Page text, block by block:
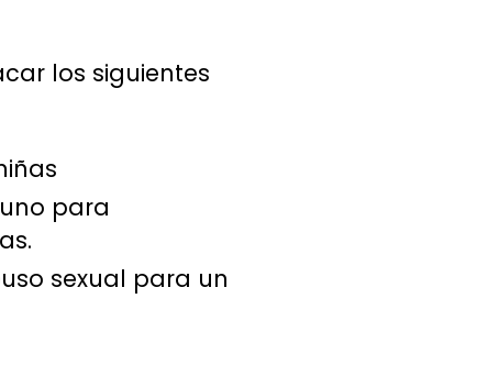
los siguientes
para
sexual para un